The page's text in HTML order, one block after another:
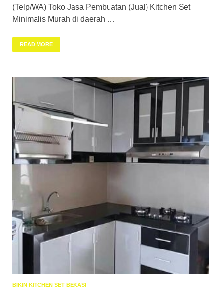
(Telp/WA) Toko Jasa Pembuatan (Jual) Kitchen Set
Minimalis Murah di daerah …
READ MORE
BIKIN KITCHEN SET BEKASI